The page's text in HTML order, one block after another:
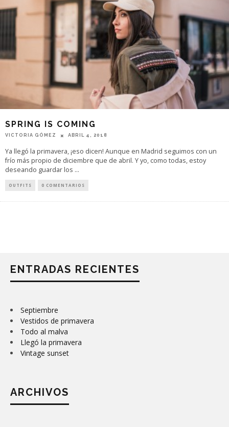
SPRING IS COMING
VICTORIA GÓMEZ ABRIL 4, 2018
Ya llegó la primavera, ¡eso dicen! Aunque en Madrid seguimos con un
frío más propio de diciembre que de abril. Y yo, como todas, estoy
deseando guardar los ...
OUTFITS 0 COMENTARIOS
ENTRADAS RECIENTES
Septiembre
Vestidos de primavera
Todo al malva
Llegó la primavera
Vintage sunset
ARCHIVOS